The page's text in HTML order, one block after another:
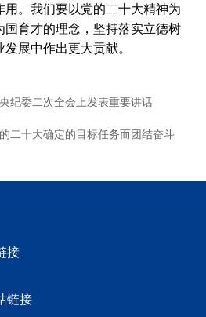
用。我们要以党的二十大精神为
国育才的理念，坚持落实立德树
展中作出更大贡献。
纪委二次全会上发表重要讲话
二十大确定的目标任务而团结奋斗
接
链接